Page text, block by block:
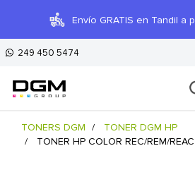
Envío GRATIS en Tandil a
249 450 5474
TONERS DGM
TONER DGM HP
TONER HP COLOR REC/REM/REAC